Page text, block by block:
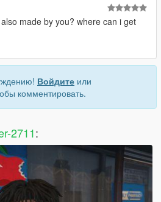
made by you? where can i get
Войдите или
комментировать.
2711: